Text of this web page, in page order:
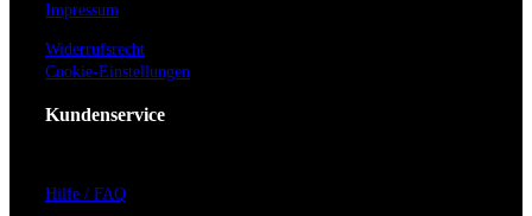
Impressum
Widerrufsrecht
Cookie-Einstellungen
Kundenservice
Hilfe / FAQ